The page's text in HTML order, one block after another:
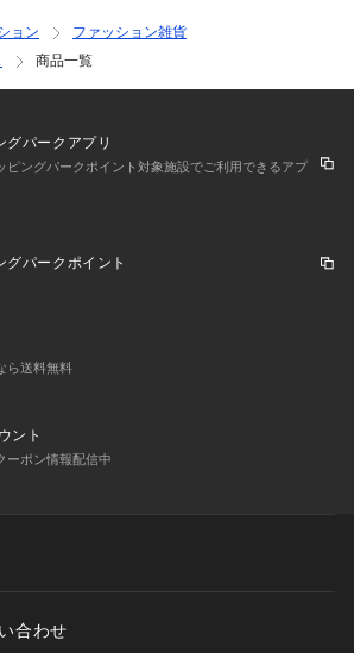
ョン
ファッション雑貨
商品一覧
グパークアプリ
ピングパークポイント対象施設でご利用できるアプ
グパークポイント
ら送料無料
ント
ーポン情報配信中
合わせ